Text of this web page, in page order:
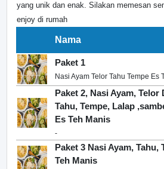
yang unik dan enak. Silakan memesan
enjoy di rumah
Nama
Paket 1
Nasi Ayam Telor Tahu Tempe Es
Paket 2, Nasi Ayam, Telor
Tahu, Tempe, Lalap
Es Teh Manis
-
Paket 3 Nasi Ayam, Tahu,
Teh Manis